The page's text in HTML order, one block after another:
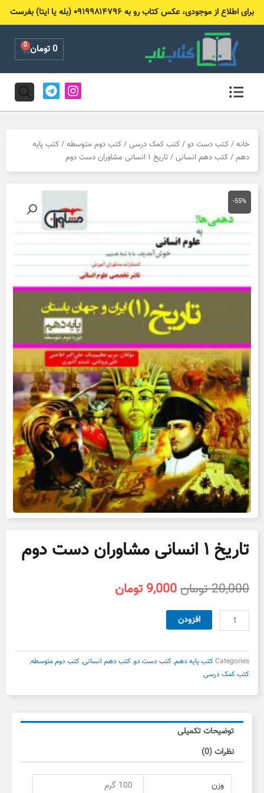
برای اطلاع از موجودی، عکس کتاب رو به ۰۹۱۹۹۸۱۴۷۹۶ (بله یا ایتا) بفرست
0تومان 0
Cart
I
n
s
g
r
a
T
e
l
r
m
خانه / کتب دست دو / کتب کمک درسی / کتب دوم متوسطه / کتب پایه
دهم / کتب دهم انسانی / تاریخ ۱ انسانی مشاوران دست دوم
-55%
تاریخ ۱ انسانی مشاوران دست دوم
20,000تومانقیمت
بود.
9,000 تومان
تاریخ
۱
مشاوران
دست
دوم
عدد
افزودن
Categoriesکتب پایه دهم,کتب دست دو,کتب دهم انسانی,کتب دوم متوسطه,
کتب کمک درسی
توضیحات تکمیلی
نظرات (0)
وزن
100 گرم